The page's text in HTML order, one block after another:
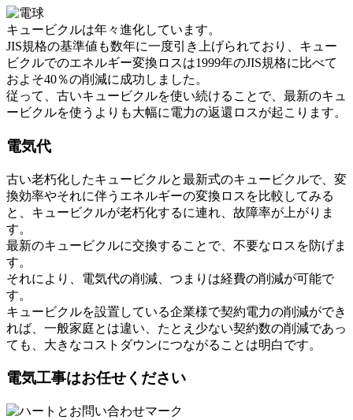
キュービクルは年々進化しています。
JIS規格の基準値も数年に一度引き上げられており、キュー
ビクルでのエネルギー変換ロスは1999年のJIS規格に比べて
およそ40％の削減に成功しました。
従って、古いキュービクルを使い続けることで、最新のキュ
ービクルを使うよりも大幅に電力の返還ロスが起こります。
電気代
古い老朽化したキュービクルと最新式のキュービクルで、変
換効率やそれに伴うエネルギーの変換ロスを比較してみる
と、キュービクルが老朽化するに連れ、故障率が上がりま
す。
最新のキュービクルに交換することで、不要なロスを防げま
す。
それにより、電気代の削減、つまりは経費の削減が可能で
す。
キュービクルを設置している企業様で契約電力の削減ができ
れば、一般家庭とは違い、たとえ少ない契約数の削減であっ
ても、大きなコストダウンにつながることは明白です。
電気工事はお任せください